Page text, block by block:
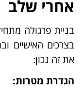
אחרי שלב
בניית פרגולה
בצרכים האישיים
את זה נכון:
הגדרת מטרות: